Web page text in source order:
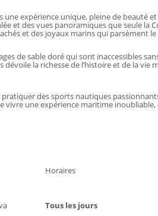
une expérience unique, pleine de beauté
et des vues panoramiques que seule la
et des joyaux marins qui parsèment le
de sable doré qui sont inaccessibles
la richesse de l’histoire et de la vie
des sports nautiques
vivre une expérience maritime
Horaires
Tous les jours